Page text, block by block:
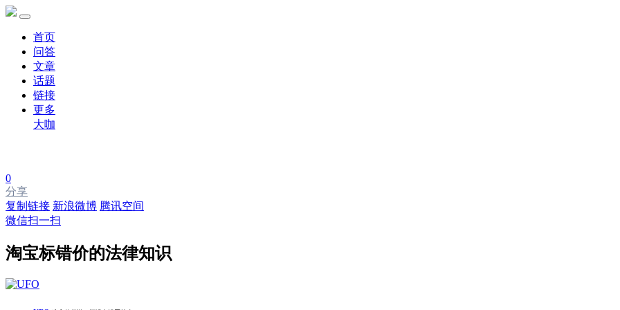
首页
问答
文章
话题
链接
更多
大咖
0
分享
复制链接 新浪微博 腾讯空间
微信扫一扫
淘宝标错价的法律知识